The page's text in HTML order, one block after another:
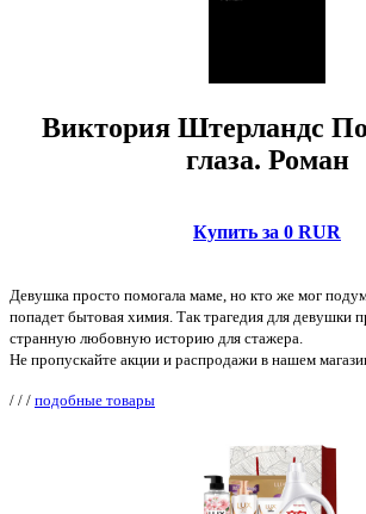
Виктория Штерландс
глаза. Роман
Купить за 0 RUR
Девушка просто помогала маме, но кто же мог
попадет бытовая химия. Так трагедия для девушки
странную любовную историю для стажера.
Не пропускайте акции и распродажи в нашем
/ / / подобные товары